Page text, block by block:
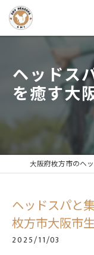
ヘッドス
を癒す大
ヘッドスパと
枚方市大阪市
2025/11/03